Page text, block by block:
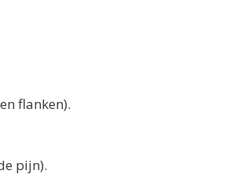
flanken).
pijn).